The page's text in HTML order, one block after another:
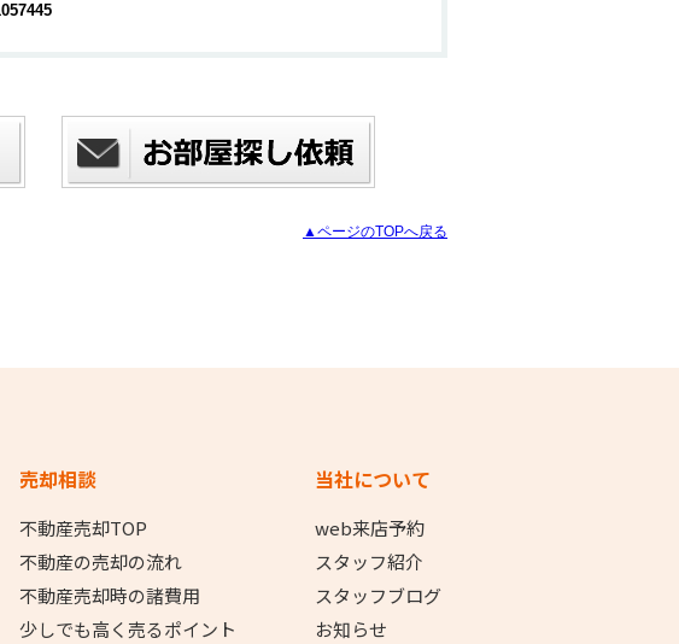
▲ページのTOPへ戻る
売却相談
不動産売却TOP
不動産の売却の流れ
不動産売却時の諸費用
少しでも高く売るポイント
当社について
web来店予約
スタッフ紹介
スタッフブログ
お知らせ